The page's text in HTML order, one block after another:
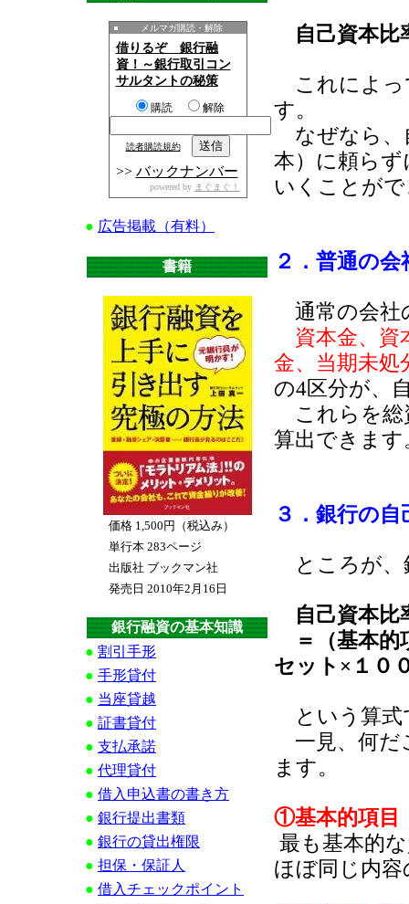
メルマガ購読・解除
借りるぞ 銀行融
資！～銀行取引コン
サルタントの秘策
購読 解除
読者購読規約
>> バックナンバー
powered by まぐまぐ！
● 広告掲載（有料）
書籍
価格 1,500円（税込み）
単行本 283ページ
出版社 ブックマン社
発売日 2010年2月16日
銀行融資の基本知識
● 割引手形
● 手形貸付
● 当座貸越
● 証書貸付
● 支払承諾
● 代理貸付
● 借入申込書の書き方
● 銀行提出書類
● 銀行の貸出権限
● 担保・保証人
● 借入チェックポイント
自己資本比
これによっ
す。
なぜなら、
本）に頼ら
いくことが
２．普通の
通常の会社
資本金、資
金、当期未処
の4区分が、
これらを総
算出できます
３．銀行の自
ところが、
自己資本比
＝（基本的
セット×１０
という算式
一見、何だ
ます。
①基本的項目
最も基本的
ほぼ同じ内